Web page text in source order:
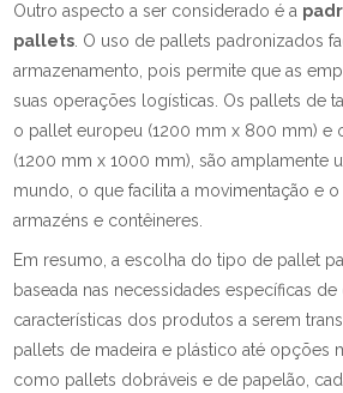
Outro aspecto a ser considerado é a
pallets . O uso de pallets padronizados
armazenamento, pois permite que as
suas operações logísticas. Os pallets de
o pallet europeu (1200 mm x 800 mm) e
(1200 mm x 1000 mm), são amplamente
mundo, o que facilita a movimentação e
armazéns e contêineres.
Em resumo, a escolha do tipo de pallet
baseada nas necessidades específicas
características dos produtos a serem
pallets de madeira e plástico até opções
como pallets dobráveis e de papelão,